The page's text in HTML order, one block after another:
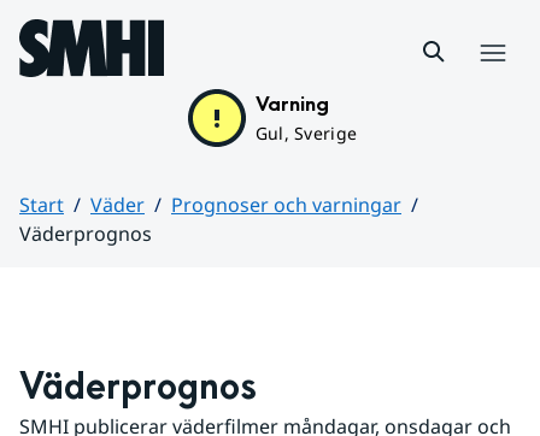
Hoppa till sidans innehåll
Varning
Gul, Sverige
Start Väder
Prognoser och varningar
Väderprognos
Väderprognos
SMHI publicerar väderfilmer måndagar, onsdagar och